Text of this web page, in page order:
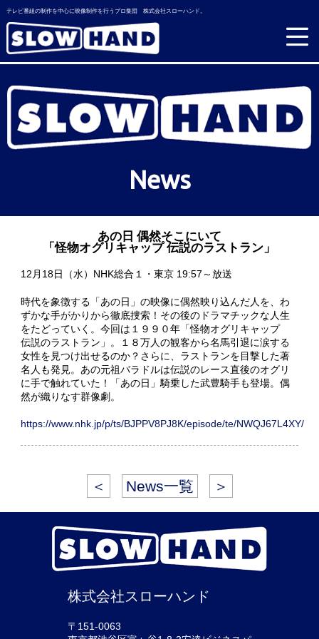
テレビ番組の制作を中心に映像制作を行うプロ集団 株式会社スローハンド。
News
あの日 偶然そこにいて
「怪物オグリキャップ 伝説のラストラン」
12月18日（水）NHK総合１・東京 19:57～放送
時代を象徴する「あの日」の映像に偶然映り込んだ人を、わ
ずかな手がかりから徹底捜索！その後のドラマチックな人生
をたどっていく。今回は１９９０年「怪物オグリキャップ
伝説のラストラン」。１８万人の観客から名馬引退に涙する
女性を見つけ出せるのか？さらに、ラストランを目撃した著
名人も発見。あの元祖バラドルは伝説のレース直後のオグリ
に手で触れていた！「あの日」騎乗した武豊騎手も登場。偶
然が織りなす群像劇。
https://www.nhk.jp/p/ts/BJPPV8PJ8K/episode/te/NWQJ67L4XY/
＜ News一覧 ＞
株式会社スローハンド
〒151-0063